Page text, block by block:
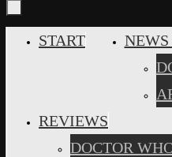
INHALT
START
REVIEWS
DOCTOR